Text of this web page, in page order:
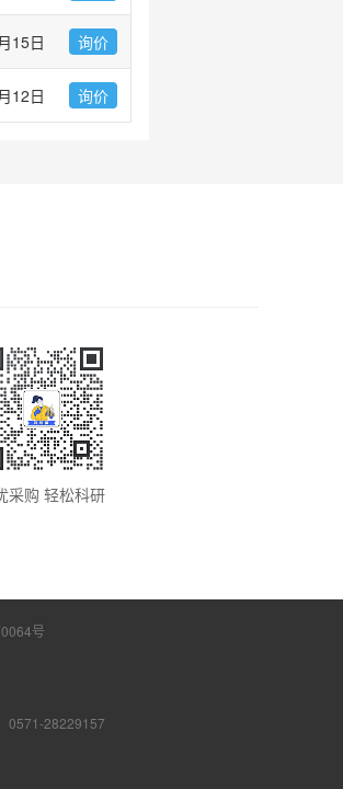
15日 询价
12日 询价
采购 轻松科研
号
0571-28229157